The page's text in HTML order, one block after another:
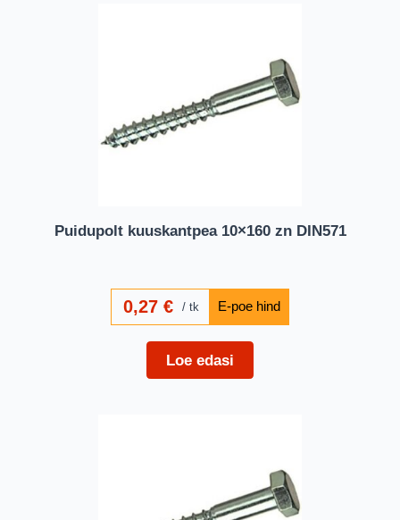
Puidupolt kuuskantpea 10×160 zn DIN571
0,27€ tk
Loe edasi